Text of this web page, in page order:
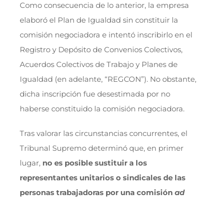
Como consecuencia de lo anterior, la empresa
elaboró el Plan de Igualdad sin constituir la
comisión negociadora e intentó inscribirlo en el
Registro y Depósito de Convenios Colectivos,
Acuerdos Colectivos de Trabajo y Planes de
Igualdad (en adelante, “REGCON”). No obstante,
dicha inscripción fue desestimada por no
haberse constituido la comisión negociadora.
Tras valorar las circunstancias concurrentes, el
Tribunal Supremo determinó que, en primer
lugar, no es posible sustituir a los
representantes unitarios o sindicales de las
personas trabajadoras por una comisión ad